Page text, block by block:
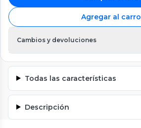
Agregar al carro
Cambios y devoluciones
Todas las características
Descripción